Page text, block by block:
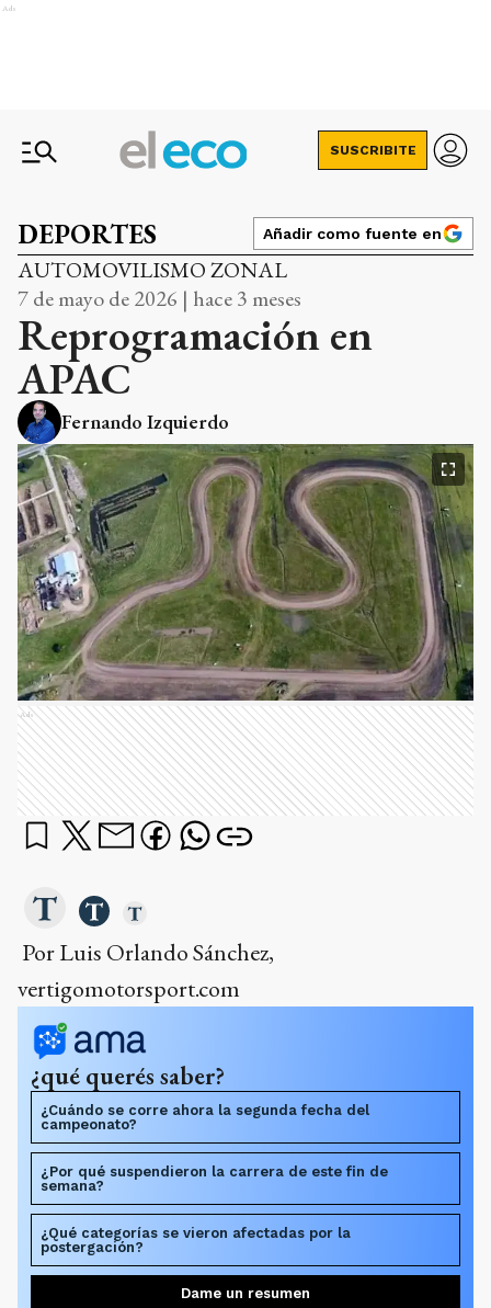
Ads
SUSCRIBITE
DEPORTES Añadir como fuente en
AUTOMOVILISMO ZONAL
7 de mayo de 2026 | hace 3 meses
Reprogramación en
APAC
Fernando Izquierdo
Ads
Por Luis Orlando Sánchez,
vertigomotorsport.com
¿qué querés saber?
¿Cuándo se corre ahora la segunda fecha del
campeonato?
¿Por qué suspendieron la carrera de este fin de
semana?
¿Qué categorías se vieron afectadas por la
postergación?
Dame un resumen